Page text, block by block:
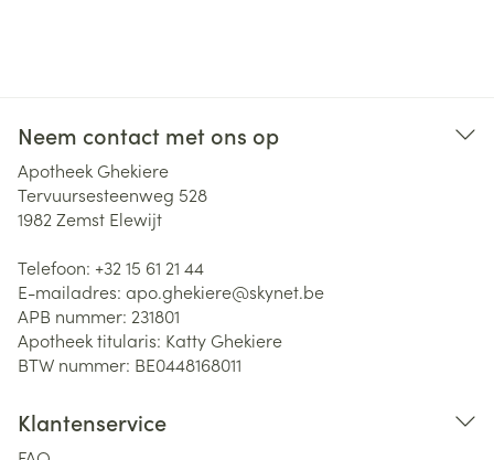
Neem contact met ons op
Apotheek Ghekiere
Tervuursesteenweg 528
1982 Zemst Elewijt
Telefoon: +32 15 61 21 44
E-mailadres: apo.ghekiere@skynet.be
APB nummer: 231801
Apotheek titularis: Katty Ghekiere
BTW nummer: BE0448168011
Klantenservice